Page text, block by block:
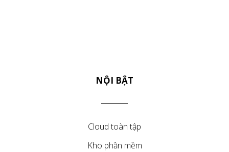
NỘI BẬT
Cloud toàn tập
Kho phần mềm